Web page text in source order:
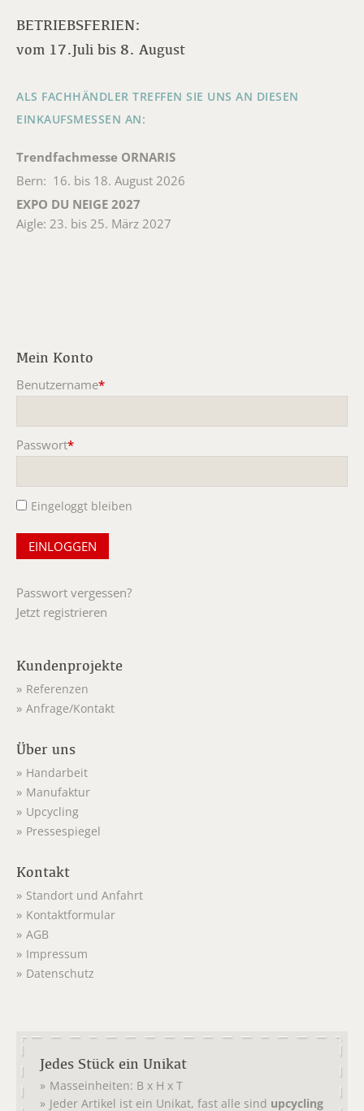
BETRIEBSFERIEN:
vom 17.Juli bis 8. August
ALS FACHHÄNDLER TREFFEN SIE UNS AN DIESEN
EINKAUFSMESSEN AN:
Trendfachmesse ORNARIS
Bern: 16. bis 18. August 2026
EXPO DU NEIGE 2027
Aigle: 23. bis 25. März 2027
Mein Konto
Benutzername*
Passwort*
Eingeloggt bleiben
Passwort vergessen?
Jetzt registrieren
Kundenprojekte
Referenzen
Anfrage/Kontakt
Über uns
Handarbeit
Manufaktur
Upcycling
Pressespiegel
Kontakt
Standort und Anfahrt
Kontaktformular
AGB
Impressum
Datenschutz
Jedes Stück ein Unikat
Masseinheiten: B x H x T
Jeder Artikel ist ein Unikat, fast alle sind upcycling